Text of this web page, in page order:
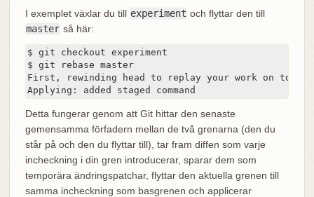
I exemplet växlar du till experiment och flyttar den till
master så här:
$ git checkout experiment
$ git rebase master
First, rewinding head to replay your work on top
Applying: added staged command
Detta fungerar genom att Git hittar den senaste
gemensamma förfadern mellan de två grenarna (den du
står på och den du flyttar till), tar fram diffen som varje
incheckning i din gren introducerar, sparar dem som
temporära ändringspatchar, flyttar den aktuella grenen till
samma incheckning som basgrenen och applicerar